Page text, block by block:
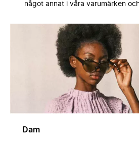
något annat i våra varumärken
Dam